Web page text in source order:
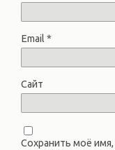
Email *
Сайт
Сохранить моё имя,